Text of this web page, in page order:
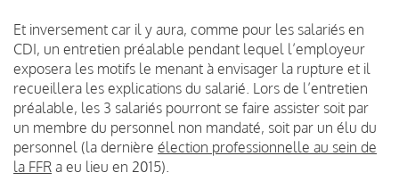
Et inversement car il y aura, comme pour les salariés en
CDI, un entretien préalable pendant lequel l’employeur
exposera les motifs le menant à envisager la rupture et il
recueillera les explications du salarié. Lors de l’entretien
préalable, les 3 salariés pourront se faire assister soit par
un membre du personnel non mandaté, soit par un élu du
personnel (la dernière élection professionnelle au sein de
la FFR a eu lieu en 2015).